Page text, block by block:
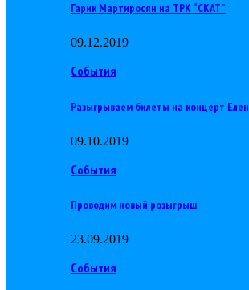
Гарик Мартиросян на ТРК “СКАТ”
09.12.2019
События
Разыгрываем билеты на концерт
09.10.2019
События
Проводим новый розыгрыш
23.09.2019
События